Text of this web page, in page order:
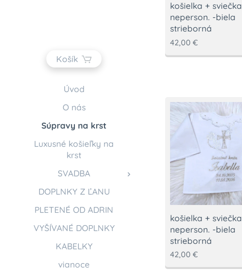
Košík
Úvod
O nás
Súpravy na krst
Luxusné košieľky na
krst
SVADBA
DOPLNKY Z ĽANU
PLETENÉ OD ADRIN
VYŠÍVANÉ DOPLNKY
KABELKY
vianoce
košielka + sviečka
neperson. -biela
strieborná
42,00 €
košielka + sviečka
neperson. -biela
strieborná
42,00 €